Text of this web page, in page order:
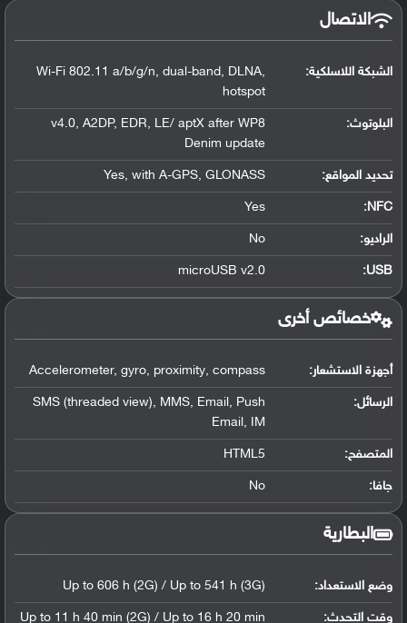
الاتصال
الشبكة اللاسلكية:
Wi-Fi 802.11 a/b/g/n, dual-band, DLNA,
hotspot
البلوتوث:
v4.0, A2DP, EDR, LE/ aptX after WP8
Denim update
تحديد المواقع:
Yes, with A-GPS, GLONASS
NFC
:
Yes
الراديو: No
USB
:
microUSB v2.0
خصائص أخرى
أجهزة الاستشعار: Accelerometer, gyro, proximity, compass
الرسائل:
SMS (threaded view), MMS, Email, Push
Email, IM
المتصفح: HTML5
جافا: No
البطارية
وضع الاستعداد: Up to 606 h (2G) / Up to 541 h (3G)
وقت التحدث: Up to 11 h 40 min (2G) / Up to 16 h 20 min